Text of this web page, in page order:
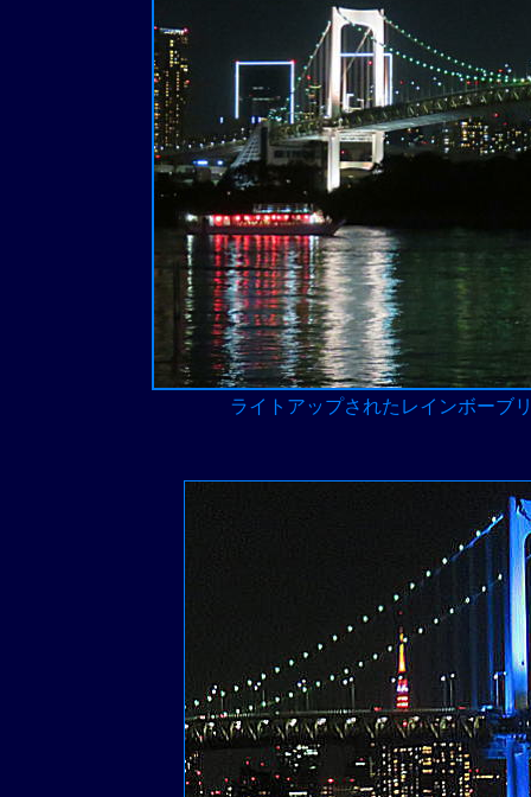
ライトアップされたレインボーブ